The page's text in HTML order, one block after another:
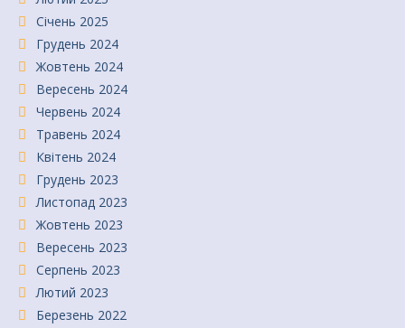
Січень 2025
Грудень 2024
Жовтень 2024
Вересень 2024
Червень 2024
Травень 2024
Квітень 2024
Грудень 2023
Листопад 2023
Жовтень 2023
Вересень 2023
Серпень 2023
Лютий 2023
Березень 2022